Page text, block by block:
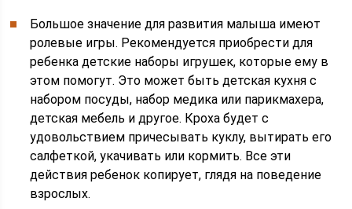
Большое значение для развития малыша имеют
ролевые игры. Рекомендуется приобрести для
ребенка детские наборы игрушек, которые ему в
этом помогут. Это может быть детская кухня с
набором посуды, набор медика или парикмахера,
детская мебель и другое. Кроха будет с
удовольствием причесывать куклу, вытирать его
салфеткой, укачивать или кормить. Все эти
действия ребенок копирует, глядя на поведение
взрослых.